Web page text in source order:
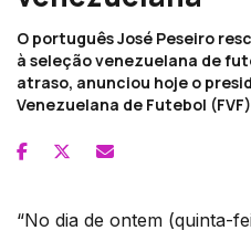
O português José Peseiro
à seleção venezuelana de
atraso, anunciou hoje o
Venezuelana de Futebol
“No dia de ontem (quinta-